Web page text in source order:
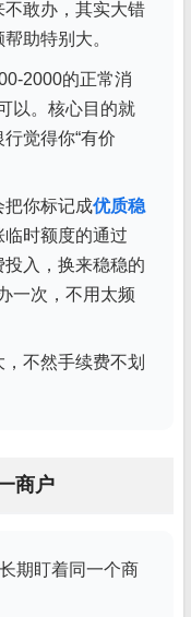
敢办，其实大错
助特别大。
2000的正常消
以。核心目的就
觉得你“有价
把你标记成优质稳
临时额度的通过
入，换来稳稳的
一次，不用太频
不然手续费不划
商户
期盯着同一个商